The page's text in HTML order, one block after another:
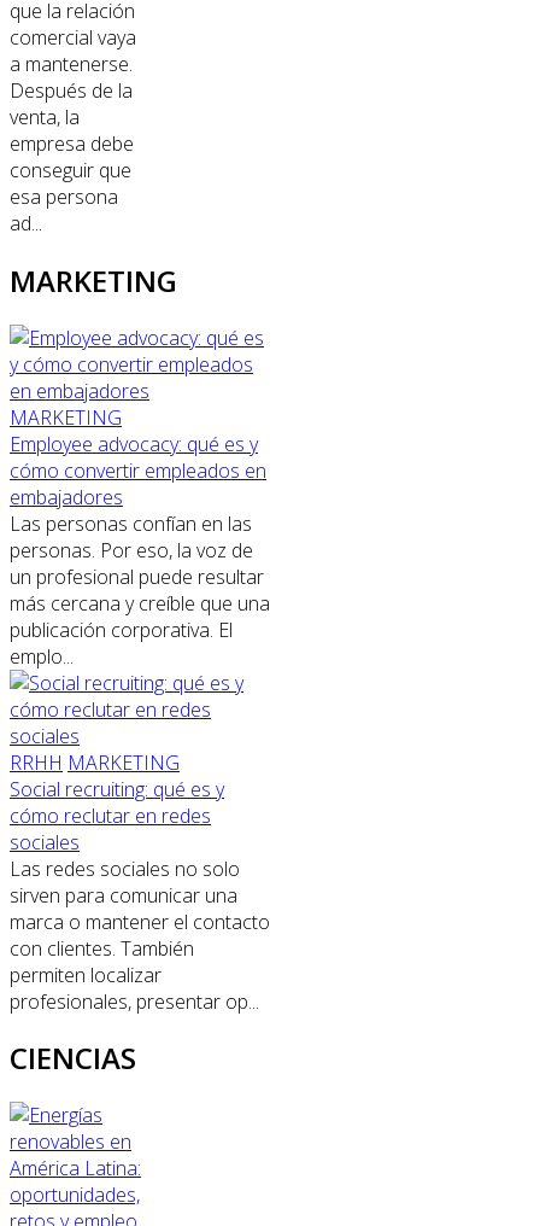
que la relación
comercial vaya
a mantenerse.
Después de la
venta, la
empresa debe
conseguir que
esa persona
ad...
MARKETING
MARKETING
Employee advocacy: qué es y
cómo convertir empleados en
embajadores
Las personas confían en las
personas. Por eso, la voz de
un profesional puede resultar
más cercana y creíble que una
publicación corporativa. El
emplo...
RRHH MARKETING
Social recruiting: qué es y
cómo reclutar en redes
sociales
Las redes sociales no solo
sirven para comunicar una
marca o mantener el contacto
con clientes. También
permiten localizar
profesionales, presentar op...
CIENCIAS